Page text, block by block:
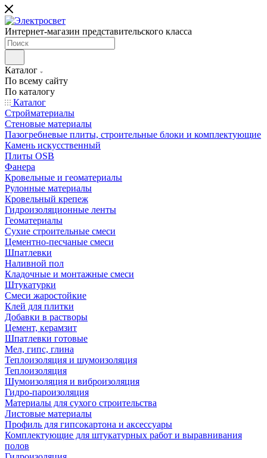
Интернет-магазин представительского класса
Каталог
По всему сайту
По каталогу
Каталог
Стройматериалы
Стеновые материалы
Пазогребневые плиты, строительные блоки и комплектующие
Камень искусственный
Плиты OSB
Фанера
Кровельные и геоматериалы
Рулонные материалы
Кровельный крепеж
Гидроизоляционные ленты
Геоматериалы
Сухие строительные смеси
Цементно-песчаные смеси
Шпатлевки
Наливной пол
Кладочные и монтажные смеси
Штукатурки
Смеси жаростойкие
Клей для плитки
Добавки в растворы
Цемент, керамзит
Шпатлевки готовые
Мел, гипс, глина
Теплоизоляция и шумоизоляция
Теплоизоляция
Шумоизоляция и виброизоляция
Гидро-пароизоляция
Материалы для сухого строительства
Листовые материалы
Профиль для гипсокартона и аксессуары
Комплектующие для штукатурных работ и выравнивания
полов